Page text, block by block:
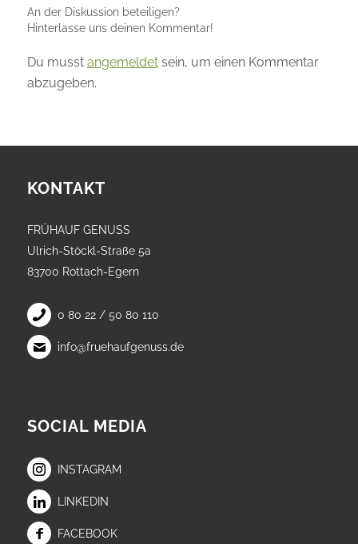
An der Diskussion beteiligen?
Hinterlasse uns deinen Kommentar!
Du musst angemeldetsein, um einen Kommentar
abzugeben.
KONTAKT
FRÜHAUF GENUSS
Ulrich-Stöckl-Straße 5a
83700 Rottach-Egern
0 80 22 / 50 80 110
info@fruehaufgenuss.de
SOCIAL MEDIA
INSTAGRAM
LINKEDIN
FACEBOOK